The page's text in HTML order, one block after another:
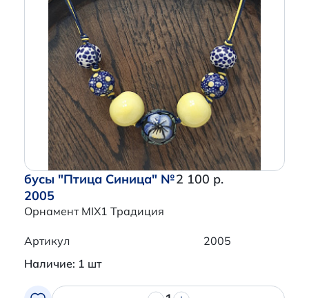
бусы "Птица Синица" №
2005
Орнамент MIX1 Традиция
2 100 р.
Артикул
2005
Наличие: 1 шт